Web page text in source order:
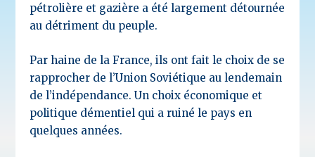
pétrolière et gazière a été largement détournée
au détriment du peuple.
Par haine de la France, ils ont fait le choix de se
rapprocher de l’Union Soviétique au lendemain
de l’indépendance. Un choix économique et
politique démentiel qui a ruiné le pays en
quelques années.